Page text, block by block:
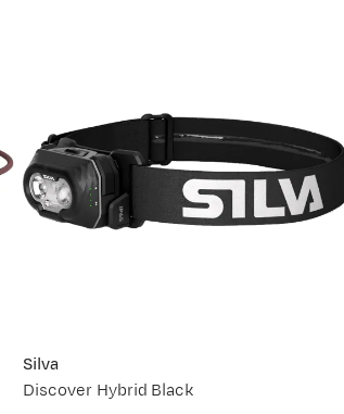
Silva
Discover Hybrid Black